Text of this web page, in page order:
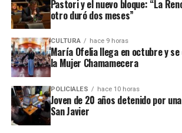
de este terreno, vivienda o campo.
que adeudan el pagode sus contratos,
otorgar un plazo de al menos 10 días
ponerse al día, que se contarán desde
respectiva notificación.
– La notificación se deberá realizar en el
Y añadió: “Misiones es capital de la
territorio está sobre el Acuífero
estratégico considerando además su
geográfica en la Triple Frontera. El
quedaría sin protección ante la compra
ribereñas, al igual que el 65% de los ríos
nacientes de agua quedarían
Pastori y el nuevo bloque: “La
otro duró dos meses”
CULTURA hace 9 horas
María Ofelia llega en octubre y
la Mujer Chamamecera
POLICIALES hace 10 horas
Joven de 20 años detenido por
San Javier